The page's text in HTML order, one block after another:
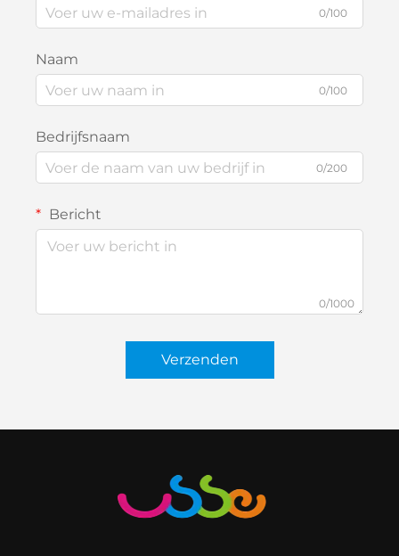
0/100
Naam
0/100
Bedrijfsnaam
0/200
Bericht
0/1000
Verzenden